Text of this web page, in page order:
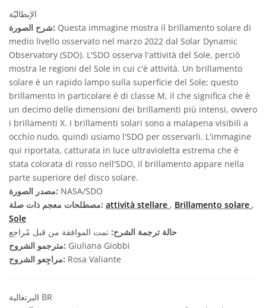
الإيطاليّة
شرح الصورة: Questa immagine mostra il brillamento solare di
medio livello osservato nel marzo 2022 dal Solar Dynamic
Observatory (SDO). L'SDO osserva l'attività del Sole, perciò
mostra le regioni del Sole in cui c'è attività. Un brillamento
solare è un rapido lampo sulla superficie del Sole; questo
brillamento in particolare è di classe M, il che significa che è
un decimo delle dimensioni dei brillamenti più intensi, ovvero
i brillamenti X. I brillamenti solari sono a malapena visibili a
occhio nudo, quindi usiamo l'SDO per osservarli. L'immagine
qui riportata, catturata in luce ultravioletta estrema che è
stata colorata di rosso nell'SDO, il brillamento appare nella
parte superiore del disco solare.
مصدر الصورة: NASA/SDO
مصطلحات معجم ذات صلة: attività stellare , Brillamento solare ,
Sole
حالة ترجمة الشرح: تمت الموافقة من قبل مُراجع
مترجمو الشروح: Giuliana Giobbi
مراجِعو الشروح: Rosa Valiante
البرتغالية BR